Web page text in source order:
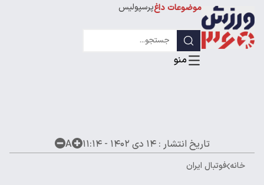
موضوعات داغپرسپولیس
لیگ قهرمانان
تاریخ انتشار :۱۴ دی ۱۴۰۲ - ۱۱:۱۴ A
خانه فوتبال ایران